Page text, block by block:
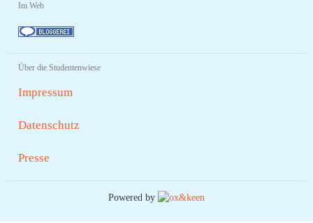
Im Web
Über die Studentenwiese
Impressum
Datenschutz
Presse
Powered by